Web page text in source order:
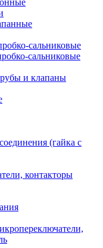
сальниковые
сальниковые
и клапаны
(гайка с
контакторы